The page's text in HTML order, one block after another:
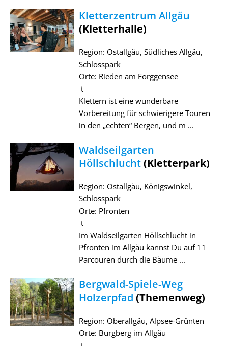
Kletterzentrum Allgäu
(Kletterhalle)
Region: Ostallgäu, Südliches Allgäu,
Schlosspark
Orte: Rieden am Forggensee
t
Klettern ist eine wunderbare
Vorbereitung für schwierigere Touren
in den „echten“ Bergen, und m ...
Waldseilgarten
Höllschlucht(Kletterpark)
Region: Ostallgäu, Königswinkel,
Schlosspark
Orte: Pfronten
t
Im Waldseilgarten Höllschlucht in
Pfronten im Allgäu kannst Du auf 11
Parcouren durch die Bäume ...
Bergwald-Spiele-Weg
Holzerpfad (Themenweg)
Region: Oberallgäu, Alpsee-Grünten
Orte: Burgberg im Allgäu